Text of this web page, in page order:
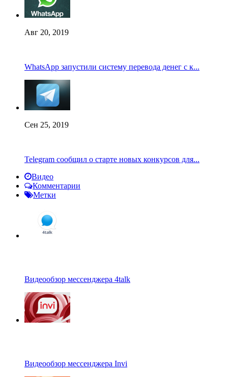
Авг 20, 2019
WhatsApp запустили систему перевода денег с к...
Сен 25, 2019
Telegram сообщил о старте новых конкурсов для...
Видео
Комментарии
Метки
Видеообзор мессенджера 4talk
Видеообзор мессенджера Invi